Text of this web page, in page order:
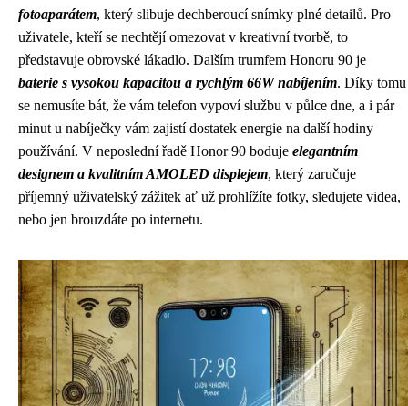
fotoaparátem, který slibuje dechberoucí snímky plné detailů. Pro
uživatele, kteří se nechtějí omezovat v kreativní tvorbě, to
představuje obrovské lákadlo. Dalším trumfem Honoru 90 je
baterie s vysokou kapacitou a rychlým 66W nabíjením. Díky tomu
se nemusíte bát, že vám telefon vypoví službu v půlce dne, a i pár
minut u nabíječky vám zajistí dostatek energie na další hodiny
používání. V neposlední řadě Honor 90 boduje elegantním
designem a kvalitním AMOLED displejem, který zaručuje
příjemný uživatelský zážitek ať už prohlížíte fotky, sledujete videa,
nebo jen brouzdáte po internetu.